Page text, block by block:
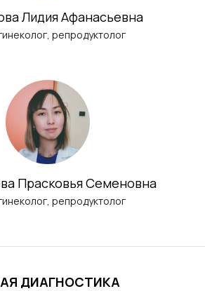
Лидия Афанасьевна
репродуктолог
Прасковья Семеновна
репродуктолог
ДИАГНОСТИКА